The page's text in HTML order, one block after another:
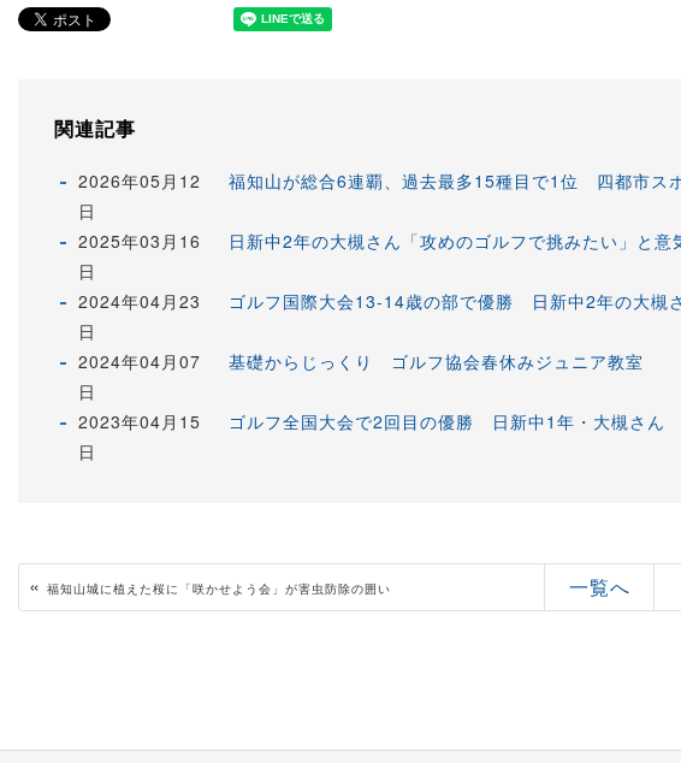
関連記事
2026年05月12
日
福知山が総合6連覇、過去最多15種目で1位 四都市ス
2025年03月16
日
日新中2年の大槻さん「攻めのゴルフで挑みたい」と
2024年04月23
日
ゴルフ国際大会13-14歳の部で優勝 日新中2年の大槻
2024年04月07
日
基礎からじっくり ゴルフ協会春休みジュニア教室
2023年04月15
日
ゴルフ全国大会で2回目の優勝 日新中1年・大槻さん
« 福知山城に植えた桜に「咲かせよう会」が害虫防除の囲い 一覧へ